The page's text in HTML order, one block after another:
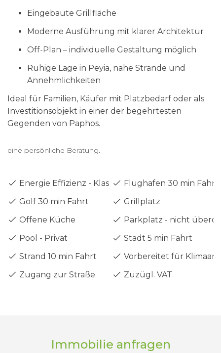
Eingebaute Grillfläche
Moderne Ausführung mit klarer Architektur
Off-Plan – individuelle Gestaltung möglich
Ruhige Lage in Peyia, nahe Strände und
Annehmlichkeiten
Ideal für Familien, Käufer mit Platzbedarf oder als
Investitionsobjekt in einer der begehrtesten
Gegenden von Paphos.
eine persönliche Beratung.
Energie Effizienz - Klasse AFlughafen 30 min Fahrt
Golf 30 min Fahrt
Grillplatz
Offene Küche
Parkplatz - nicht
Pool - Privat
Stadt 5 min Fahrt
Strand 10 min Fahrt
Vorbereitet für
Zugang zur Straße
Zuzügl. VAT
Immobilie anfragen